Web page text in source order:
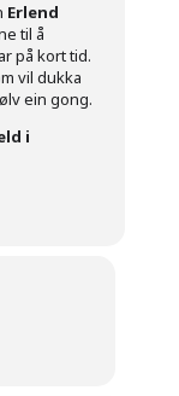
Erlend
til å
på kort tid.
vil dukka
ein gong.
i